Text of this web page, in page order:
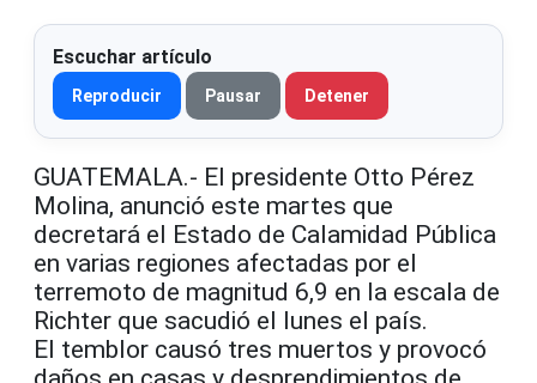
Escuchar artículo
Reproducir Pausar Detener
GUATEMALA.- El presidente Otto Pérez
Molina, anunció este martes que
decretará el Estado de Calamidad Pública
en varias regiones afectadas por el
terremoto de magnitud 6,9 en la escala de
Richter que sacudió el lunes el país.
El temblor causó tres muertos y provocó